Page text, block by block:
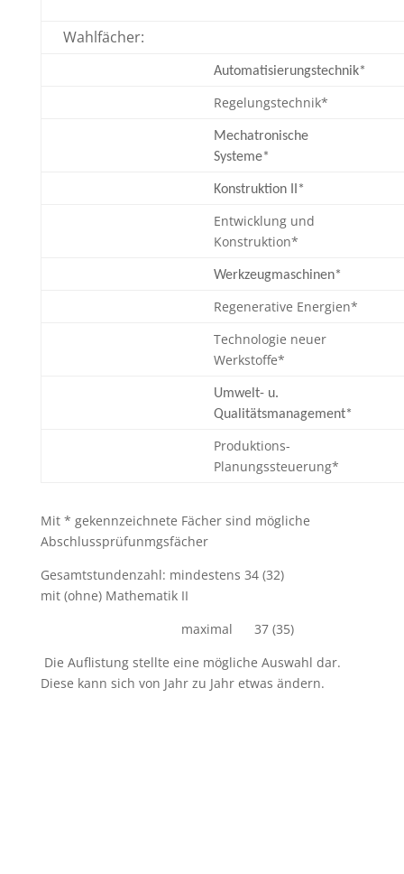
Wahlfächer:
Automatisierungstechnik*
Regelungstechnik*
Mechatronische
Systeme*
Konstruktion II*
Entwicklung und
Konstruktion*
Werkzeugmaschinen*
Regenerative Energien*
Technologie neuer
Werkstoffe*
Umwelt- u.
Qualitätsmanagement*
Produktions-
Planungssteuerung*
Mit * gekennzeichnete Fächer sind mögliche
Abschlussprüfunmgsfächer
Gesamtstundenzahl: mindestens 34 (32)
mit (ohne) Mathematik II
maximal 37 (35)
Die Auflistung stellte eine mögliche Auswahl dar.
Diese kann sich von Jahr zu Jahr etwas ändern.